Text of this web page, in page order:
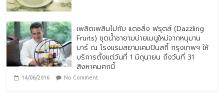
เพลิดเพลินไปกับ แดซลิ่ง ฟรุตส์ (Dazzling
Fruits) ชุดน้ำชายามบ่ายเมนูใหม่จากหนุมาน
บาร์ ณ โรงแรมสยามเคมปินสกี้ กรุงเทพฯ ให้
บริการตั้งแต่วันที่ 1 มิถุนายน ถึงวันที่ 31
สิงหาคมศกนี้
14/06/2016 No Comment